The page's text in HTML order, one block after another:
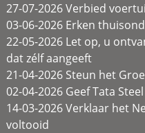
27-07-2026 Verbied
03-06-2026 Erken
22-05-2026 Let op, u
dat zélf aangeeft
21-04-2026 Steun het
02-04-2026 Geef Tata
14-03-2026 Verklaar het
voltooid